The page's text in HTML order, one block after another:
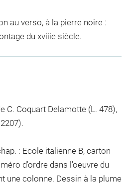
au verso, à la pierre noire :
du xviiie siècle.
C. Coquart Delamotte (L. 478),
: Ecole italienne B, carton
d'ordre dans l'oeuvre du
une colonne. Dessin à la plume